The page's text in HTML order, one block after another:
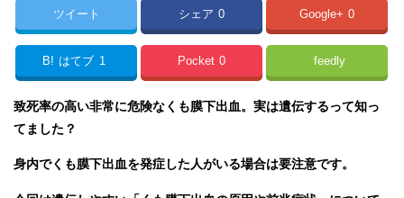
ツイート シェア 0 Google+ 0
B! はてブ 1 Pocket 0 feedly
致死率の高い非常に危険なくも膜下出血。 実は遺伝するって知っ
てました？
身内でくも膜下出血を発症した人がいる場合は要注意です。